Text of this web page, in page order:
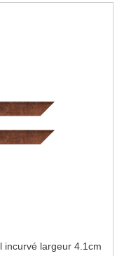
incurvé largeur 4.1cm